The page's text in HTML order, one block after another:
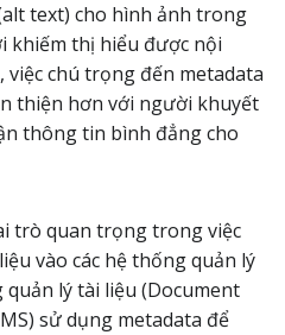
text) cho hình ảnh trong
khiếm thị hiểu được nội
việc chú trọng đến metadata
thiện hơn với người khuyết
thông tin bình đẳng cho
trò quan trọng trong việc
vào các hệ thống quản lý
lý tài liệu (Document
sử dụng metadata để